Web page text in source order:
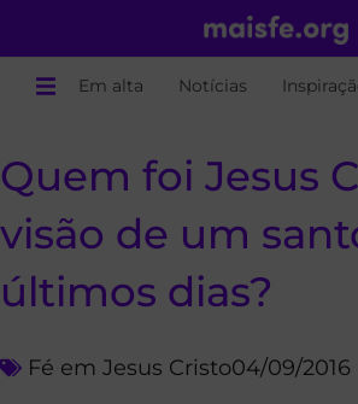
Em alta Notícias
Quem foi Jesus
visão de um
últimos dias?
Fé em Jesus Cristo04/09/2016